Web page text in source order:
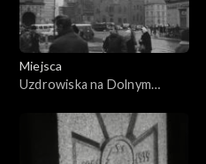
Miejsca
Uzdrowiska na Dolnym